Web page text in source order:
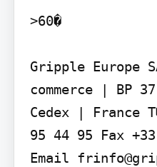
>60�
Gripple Europe
commerce | BP
Cedex | France
95 44 95 Fax
Email